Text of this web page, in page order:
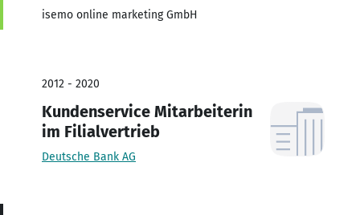
isemo online marketing GmbH
2012 - 2020
Kundenservice Mitarbeiterin
im Filialvertrieb
Deutsche Bank AG